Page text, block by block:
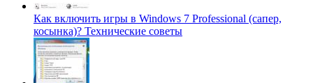
Как включить игры в Windows 7 Professional (сапер,
косынка)? Технические советы